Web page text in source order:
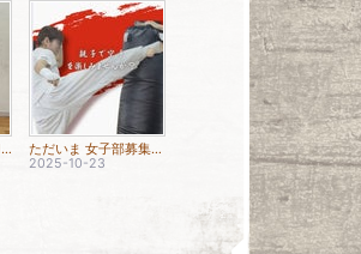
黒帯昇段審査（12/21）
ただいま 女子部募集中！！
2025-10-23